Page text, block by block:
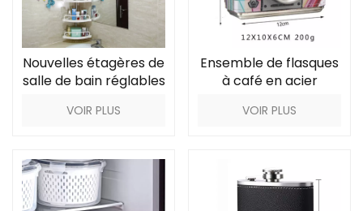
Nouvelles étagères de
salle de bain réglables
VOIR PLUS
Ensemble de flasques
à café en acier
appareil photo coloré
VOIR PLUS